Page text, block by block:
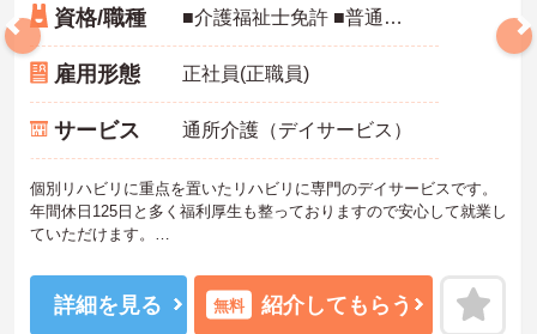
資格/職種 ■介護福祉士免許 ■普通自動車運転免許
雇用形態 正社員(正職員)
サービス 通所介護（デイサービス）
個別リハビリに重点を置いたリハビリに専門のデイサービスです。
年間休日125日と多く福利厚生も整っておりますので安心して就業し
ていただけます。
詳細を見る 無料 紹介してもらう